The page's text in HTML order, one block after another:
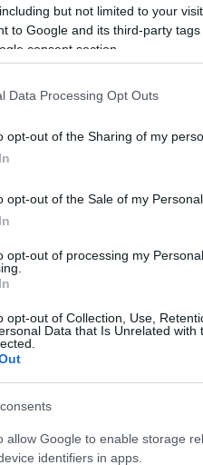
but not limited to your
to Google and its third-party
consent section.
Data Processing Opt Outs
opt-out of the Sharing of my
opt-out of the Sale of my Personal
opt-out of processing my
opt-out of Collection, Use,
Data that Is Unrelated with
allow Google to enable storage
identifiers in apps.
trening, men likevel
Det er historisk,
henne i dag?
litt nærmere enn
er det hun er dyktig på.
ute i hesteskoen
det er mye hvile, så
dagen er ferdig, sier